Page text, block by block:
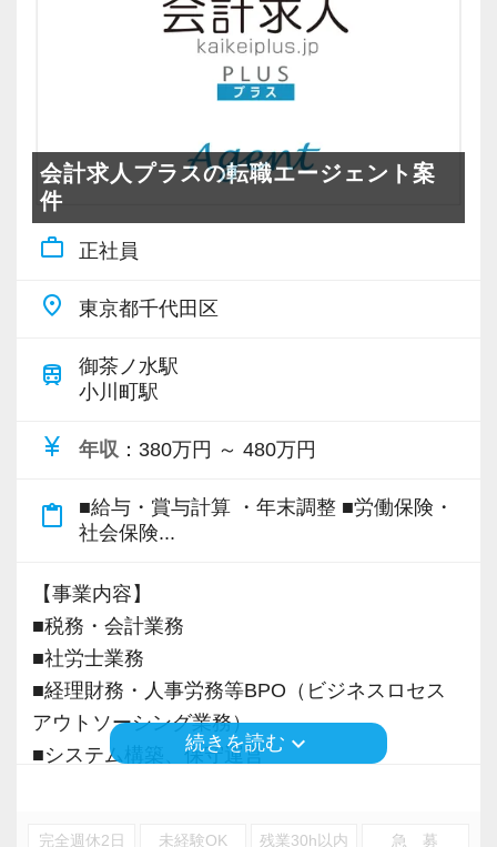
＜内勤メインor訪問ありなど選べる働き方＞
最初は内勤業務を中心にお任せしますが、ひと
り一人の希望に合わせてお仕事をカスタマイズ
訪問がしたい方には少しずつ訪問業務をお任せ
し、内勤メインで働きたい方には引き続き社内
業務をお任せ。
自分に合った働き方で長く活躍することができ
◎未経験から税務会計にチャレンジしたい方
◎学校などで学んだ知識を活かしたい方
◎長く活躍していただける方
同時に「事業会社の勤務経験しかないけど、税
理士試験科目を持っている」といった今後のポ
開いています！
経験豊富な方であれば（あるいは未経験の方で
も成長に応じて！）、通常の業務からさらにス
テップアップも可能。
資金調達の資料作成や各種提案業務など、付加
幅広い業界のお客様を支える中でも、当社のお
客様は飲食・医療業界のウエイトがやや多め。
その他にも建設業やデザイナーなど、多種多様
決算・申告や節税提案は言うまでもなく、自計
化支援から資金繰り支援・経営コンサルティン
グにまで踏み込んでいく。
にお客様の信頼を獲得しています。
ご相談件数は右肩上がりで増えています。
＜駅チカ徒歩3分でアクセスも◎＞
立地・アクセス共に良好で、通勤に対するスト
レスを感じることなく仕事に取り組むことがで
残業もほとんどないため、仕事終わりに駅前で
買い物を楽しむといったライフスタイルも実現
可能です。
【eラーニング・OJTなど手厚い研修体制】
当社では、オンラインで基礎を学べるeラーニン
未経験からでも自分の成長スピードに合わせて
会計求人プラスの転職エージェント案
件
work_outline 正社員
place 東京都千代田区
train
御茶ノ水駅
小川町駅
currency_yen 年収 ：380万円 ～ 480万円
content_paste
■給与・賞与計算 ・年末調整 ■労働保険・
社会保険...
【事業内容】
■税務・会計業務
■社労士業務
■経理財務・人事労務等BPO（ビジネスロセス
アウトソーシング業務）
■システム構築、保守運営
続きを読む keyboard_arrow_down
完全週休2日 未経験OK 残業30h以内 急 募